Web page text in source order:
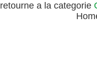
retourne a la categorie